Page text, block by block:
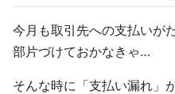
今月も取引先への支払いが
部片づけておかなきゃ…
そんな時に「支払い漏れ」